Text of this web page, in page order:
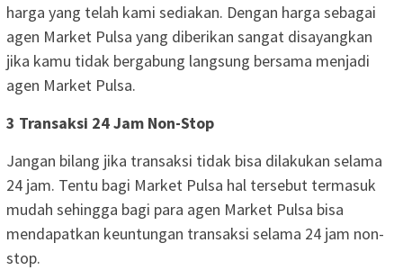
harga yang telah kami sediakan. Dengan harga sebagai
agen Market Pulsa yang diberikan sangat disayangkan
jika kamu tidak bergabung langsung bersama menjadi
agen Market Pulsa.
3 Transaksi 24 Jam Non-Stop
Jangan bilang jika transaksi tidak bisa dilakukan selama
24 jam. Tentu bagi Market Pulsa hal tersebut termasuk
mudah sehingga bagi para agen Market Pulsa bisa
mendapatkan keuntungan transaksi selama 24 jam non-
stop.